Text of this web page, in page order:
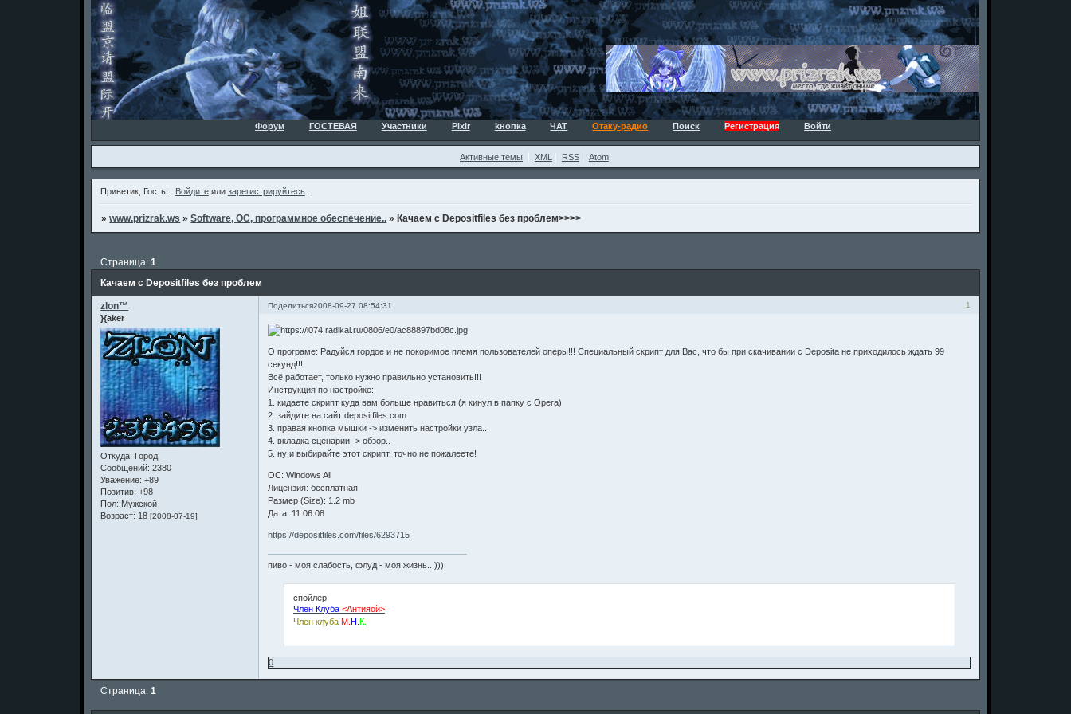
Форум ГОСТЕВАЯ Участники Pixlr kнопка ЧАТ Отаку-радио Поиск Регистрация Войти
Активные темы XML RSS Atom
Приветик, Гость! Войдитеили зарегистрируйтесь.
»www.prizrak.ws »Software, ОС, программное обеспечение.. » Качаем с Depositfiles без проблем>>>>
Качаем с Depositfiles без проблем
Страница:1
Поделиться 1
2008-09-27 08:54:31
zlon™
}{aker
Откуда: Город
Сообщений: 2380
Уважение: +89
Позитив: +98
Пол: Мужской
Возраст: 18[2008-07-19]
О програме: Радуйся гордое и не покоримое племя пользователей оперы!!! Специальный скрипт для Вас, что бы при скачивании с Deposita не приходилось ждать 99
секунд!!!
Всё работает, только нужно правильно установить!!!
Инструкция по настройке:
1. кидаете скрипт куда вам больше нравиться (я кинул в папку с Opera)
2. зайдите на сайт depositfiles.com
3. правая кнопка мышки -> изменить настройки узла..
4. вкладка сценарии -> обзор..
5. ну и выбирайте этот скрипт, точно не пожалеете!
ОС: Windows All
Лицензия: бесплатная
Размер (Size): 1.2 mb
Дата: 11.06.08
https://depositfiles.com/files/6293715
пиво - моя слабость, флуд - моя жизнь...)))
спойлер
Член Клуба <Антияой>
Член клуба М.Н.К.
0
Страница:1